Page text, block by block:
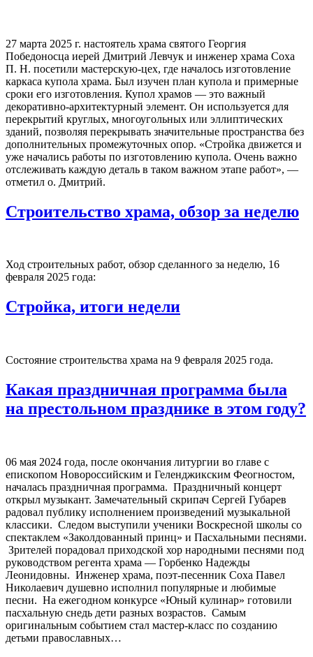
27 марта 2025 г. настоятель храма святого Георгия
Победоносца иерей Дмитрий Левчук и инженер храма Соха
П. Н. посетили мастерскую-цех, где началось изготовление
каркаса купола храма. Был изучен план купола и примерные
сроки его изготовления. Купол храмов — это важный
декоративно-архитектурный элемент. Он используется для
перекрытий круглых, многоугольных или эллиптических
зданий, позволяя перекрывать значительные пространства без
дополнительных промежуточных опор. «Стройка движется и
уже начались работы по изготовлению купола. Очень важно
отслеживать каждую деталь в таком важном этапе работ», —
отметил о. Дмитрий.
Строительство храма, обзор за неделю
Ход строительных работ, обзор сделанного за неделю, 16
февраля 2025 года:
Стройка, итоги недели
Состояние строительства храма на 9 февраля 2025 года.
Какая праздничная программа была
на престольном празднике в этом году?
06 мая 2024 года, после окончания литургии во главе с
епископом Новороссийским и Геленджикским Феогностом,
началась праздничная программа. Праздничный концерт
открыл музыкант. Замечательный скрипач Сергей Губарев
радовал публику исполнением произведений музыкальной
классики. Следом выступили ученики Воскресной школы со
спектаклем «Заколдованный принц» и Пасхальными песнями.
Зрителей порадовал приходской хор народными песнями под
руководством регента храма — Горбенко Надежды
Леонидовны. Инженер храма, поэт-песенник Соха Павел
Николаевич душевно исполнил популярные и любимые
песни. На ежегодном конкурсе «Юный кулинар» готовили
пасхальную снедь дети разных возрастов. Самым
оригинальным событием стал мастер-класс по созданию
детьми православных…